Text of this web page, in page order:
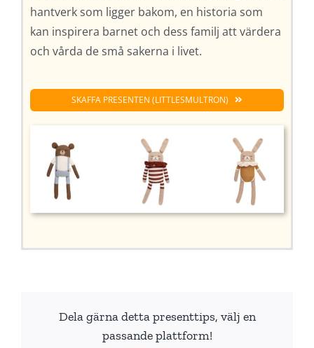
hantverk som ligger bakom, en historia som
kan inspirera barnet och dess familj att värdera
och vårda de små sakerna i livet.
SKAFFA PRESENTEN (LITTLESMULTRON)
Dela gärna detta presenttips, välj en
passande plattform!